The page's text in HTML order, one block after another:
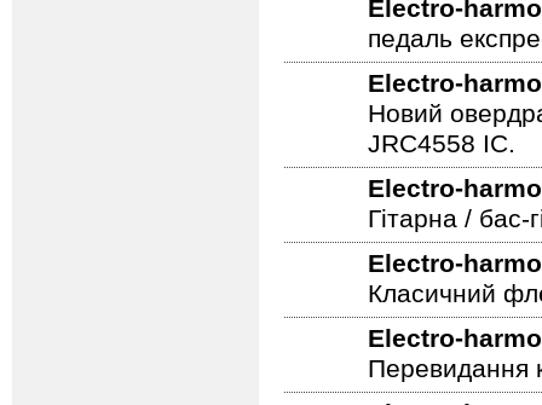
Electro-
педаль
Electro-
Новий
JRC4558 IC.
Electro-
Гітарна /
Electro-
Класичний
Electro-
Перевидання